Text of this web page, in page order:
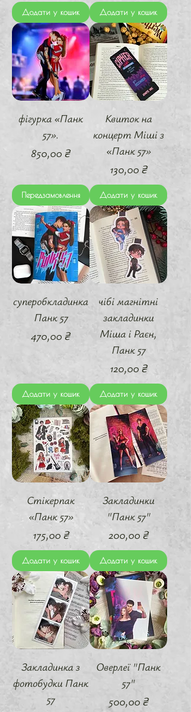
Додати у кошик Додати у кошик
фігурка «Панк
57».
Ціна
850,00 ₴
Передзамовлення
Квиток на
концерт Міші з
«Панк 57»
Ціна
130,00 ₴
Додати у кошик
суперобкладинка
Панк 57
Ціна
470,00 ₴
Додати у кошик
чібі магнітні
закладинки
Міша і Раєн,
Панк 57
Ціна
120,00 ₴
Додати у кошик
Стікерпак
«Панк 57»
Ціна
175,00 ₴
Додати у кошик
Закладинки
"Панк 57"
Ціна
200,00 ₴
Додати у кошик
Закладинка з
фотобудки Панк
57
Оверлеї "Панк
57"
Ціна
500,00 ₴